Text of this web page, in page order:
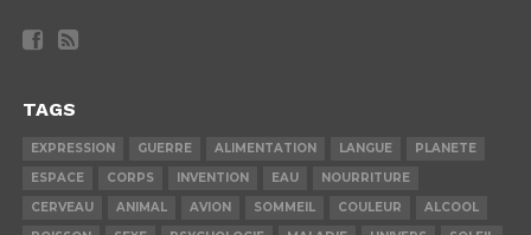
TAGS
EXPRESSION GUERRE ALIMENTATION LANGUE
PLANETE
ESPACE
CORPS INVENTION EAU
NOURRITURE
CERVEAU
ANIMAL AVION SOMMEIL COULEUR
ALCOOL